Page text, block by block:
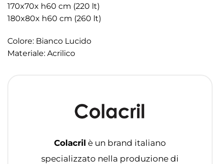
170x70x h60 cm (220 lt)
180x80x h60 cm (260 lt)
Colore: Bianco Lucido
Materiale: Acrilico
Colacril è un brand italiano
specializzato nella produzione di